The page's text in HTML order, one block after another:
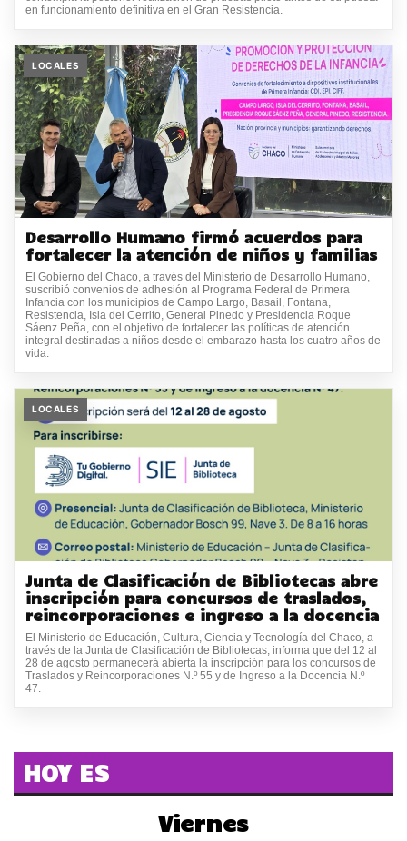
en funcionamiento definitiva en el Gran Resistencia.
LOCALES
Desarrollo Humano firmó acuerdos para
fortalecer la atención de niños y familias
El Gobierno del Chaco, a través del Ministerio de Desarrollo Humano,
suscribió convenios de adhesión al Programa Federal de Primera
Infancia con los municipios de Campo Largo, Basail, Fontana,
Resistencia, Isla del Cerrito, General Pinedo y Presidencia Roque
Sáenz Peña, con el objetivo de fortalecer las políticas de atención
integral destinadas a niños desde el embarazo hasta los cuatro años de
vida.
LOCALES
Junta de Clasificación de Bibliotecas abre
inscripción para concursos de traslados,
reincorporaciones e ingreso a la docencia
El Ministerio de Educación, Cultura, Ciencia y Tecnología del Chaco, a
través de la Junta de Clasificación de Bibliotecas, informa que del 12 al
28 de agosto permanecerá abierta la inscripción para los concursos de
Traslados y Reincorporaciones N.º 55 y de Ingreso a la Docencia N.º
47.
HOY ES
Viernes